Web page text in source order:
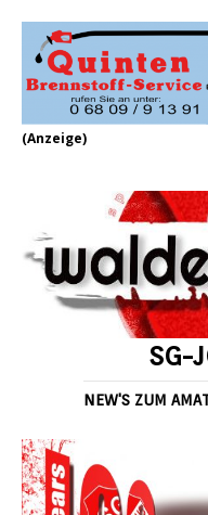
(Anzeige)
SG-
NEW'S ZUM